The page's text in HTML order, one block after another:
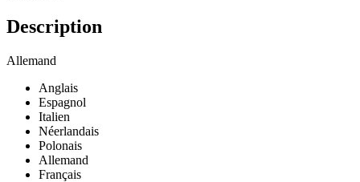
Description
Allemand
Anglais
Espagnol
Italien
Néerlandais
Polonais
Allemand
Français